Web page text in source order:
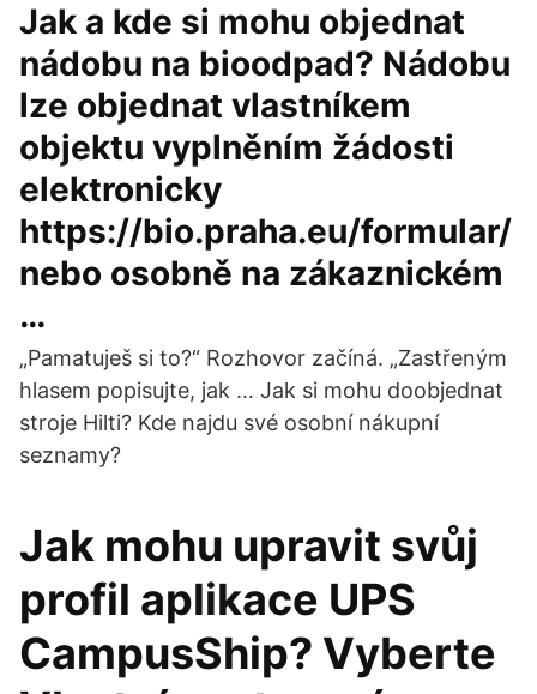
Jak a kde si mohu objednat
nádobu na bioodpad? Nádobu
lze objednat vlastníkem
objektu vyplněním žádosti
elektronicky
https://bio.praha.eu/formular/
nebo osobně na zákaznickém
…
„Pamatuješ si to?“ Rozhovor začíná. „Zastřeným
hlasem popisujte, jak … Jak si mohu doobjednat
stroje Hilti? Kde najdu své osobní nákupní
seznamy?
Jak mohu upravit svůj
profil aplikace UPS
CampusShip? Vyberte